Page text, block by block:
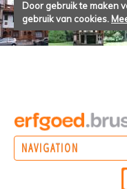
Door gebruik te maken
gebruik van cookies.
NAVIGATION